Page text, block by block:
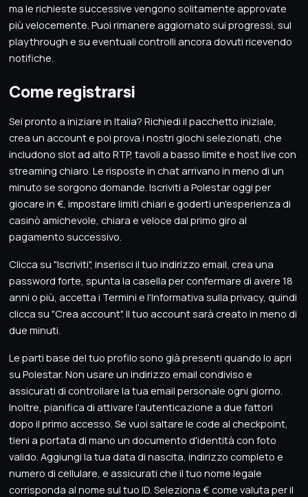
ma le richieste successive vengono solitamente approvate
più velocemente. Puoi rimanere aggiornato sui progressi, sul
playthrough e su eventuali controlli ancora dovuti ricevendo
notifiche.
Come registrarsi
Sei pronto a iniziare in Italia? Richiedi il pacchetto iniziale,
crea un account e poi prova i nostri giochi selezionati, che
includono slot ad alto RTP, tavoli a basso limite e host live con
streaming chiaro. Le risposte in chat arrivano in meno di un
minuto se sorgono domande. Iscriviti a Polestar oggi per
giocare in €, impostare limiti chiari e goderti un'esperienza di
casinò amichevole, chiara e veloce dal primo giro al
pagamento successivo.
Clicca su "Iscriviti", inserisci il tuo indirizzo email, crea una
password forte, spunta la casella per confermare di avere 18
anni o più, accetta i Termini e l'Informativa sulla privacy, quindi
clicca su "Crea account". Il tuo account sarà creato in meno di
due minuti.
Le parti base del tuo profilo sono già presenti quando lo apri
su Polestar. Non usare un indirizzo email condiviso e
assicurati di controllare la tua email personale ogni giorno.
Inoltre, pianifica di attivare l'autenticazione a due fattori
dopo il primo accesso. Se vuoi saltare le code al checkpoint,
tieni a portata di mano un documento d'identità con foto
valido. Aggiungi la tua data di nascita, indirizzo completo e
numero di cellulare, e assicurati che il tuo nome legale
corrisponda al nome sul tuo ID. Seleziona € come valuta per il